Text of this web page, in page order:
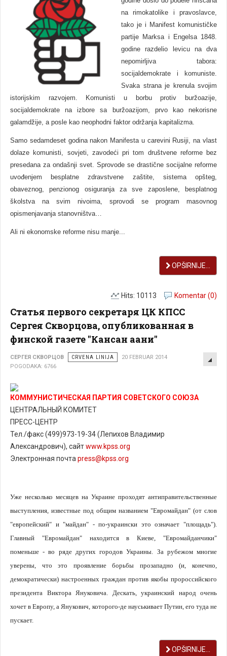
na rimokatolike i pravoslavce,
tako je i Manifest komunističke
partije Marksa i Engelsa 1848.
godine razdelio levicu na dva
nepomirljiva tabora:
socijaldemokrate i komuniste.
Svaka strana je krenula svojim
istorijskim razvojem. Komunisti u borbu protiv buržoazije,
socijaldemokrate na izbore sa buržoazijom, prvo kao nekorisne
galamdžije, a posle kao neophodni faktor održanja kapitalizma.
Samo sedamdeset godina nakon Manifesta u carevini Rusiji, na vlast
dolaze komunisti, sovjeti, zavodeći pri tom društvene reforme bez
presedana za ondašnji svet. Sprovode se drastične socijalne reforme
uvođenjem besplatne zdravstvene zaštite, sistema opšteg,
obaveznog, penzionog osiguranja za sve zaposlene, besplatnog
školstva na svim nivoima, sprovodi se program masovnog
opismenjavanja stanovništva…
Ali ni ekonomske reforme nisu manje...
OPŠIRNIJE...
Komentar (0)
Hits: 10113
Статья первого секретаря ЦК КПСС
Сергея Скворцова, опубликованная в
финской газете "Кансан аани"
СЕРГЕЯ СКВОРЦОВ CRVENA LINIJA
20 FEBRUAR 2014
POGODAKA: 6766
КОММУНИСТИЧЕСКАЯ ПАРТИЯ СОВЕТСКОГО СОЮЗА
ЦЕНТРАЛЬНЫЙ КОМИТЕТ
ПРЕСС-ЦЕНТР
Тел./факс (499)973-19-34 (Лепихов Владимир
Александрович), сайтwww.kpss.org
Электронная почта press@kpss.org
Уже несколько месяцев на Украине проходят антиправительственные
выступления, известные под общим названием "Евромайдан" (от слов
"европейский" и "майдан" - по-украински это означает "площадь").
Главный "Евромайдан" находится в Киеве, "Евромайданчики"
поменьше - во ряде других городов Украины. За рубежом многие
уверены, что это проявление борьбы прозападно (и, конечно,
демократически) настроенных граждан против якобы пророссийского
президента Виктора Януковича. Дескать, украинский народ очень
хочет в Европу, а Янукович, которого-де науськивает Путин, его туда не
пускает.
OPŠIRNIJE...